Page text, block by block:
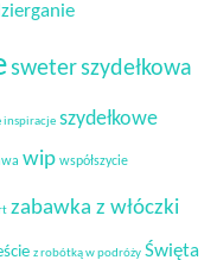
sweterszydełkowa
inspiracje szydełkowe
wip współszycie
zabawka z włóczki
z robótką w podróży Święta